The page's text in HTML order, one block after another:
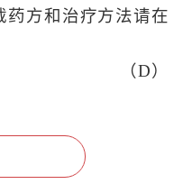
方和治疗方法请在
（D）